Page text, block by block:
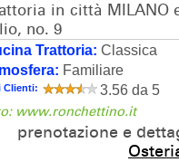
in città MILANO
no. 9
Trattoria: Classica
Familiare
Clienti: 3.56 da 5
www.ronchettino.it
prenotazione e